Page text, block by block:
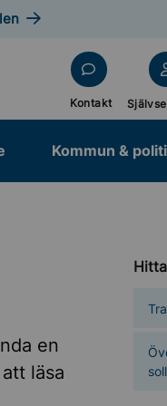
Kontakt
Kommun &
en
läsa